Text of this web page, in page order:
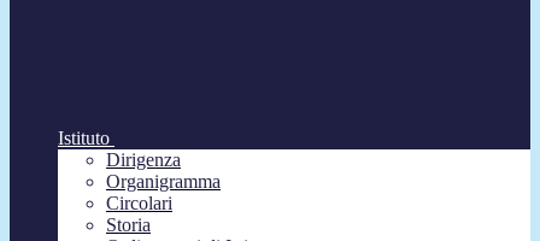
Istituto
Dirigenza
Organigramma
Circolari
Storia